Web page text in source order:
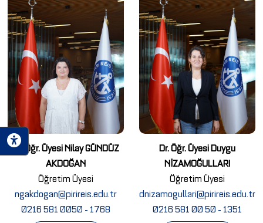
Dr. Öğr. Üyesi Nilay GÜNDÜZ
AKDOĞAN
Öğretim Üyesi
ngakdogan@pirireis.edu.tr
0216 581 0050 - 1768
Dr. Öğr. Üyesi Duygu
NİZAMOĞULLARI
Öğretim Üyesi
dnizamogullari@pirireis.edu.tr
0216 581 00 50 - 1351